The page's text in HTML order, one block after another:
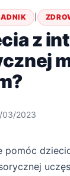
z
03/2023
pomóc